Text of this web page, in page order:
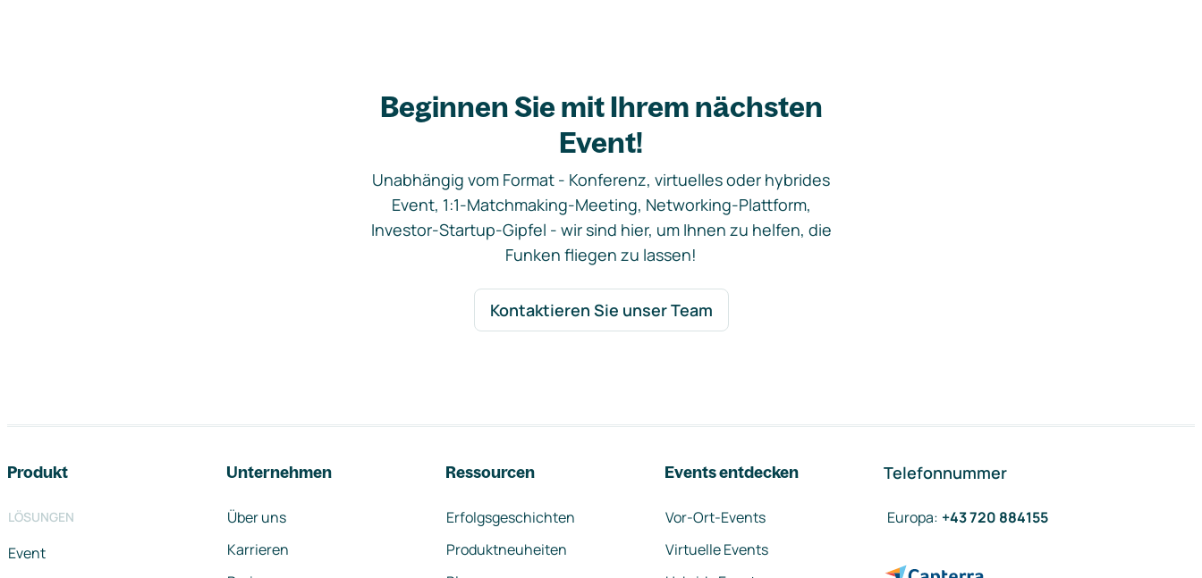
Beginnen Sie mit Ihrem nächsten
Event!
Unabhängig vom Format - Konferenz, virtuelles oder hybrides
Event, 1:1-Matchmaking-Meeting, Networking-Plattform,
Investor-Startup-Gipfel - wir sind hier, um Ihnen zu helfen, die
Funken fliegen zu lassen!
Kontaktieren Sie unser Team
Produkt
LÖSUNGEN
Event
Unternehmen
Über uns
Karrieren
Ressourcen
Erfolgsgeschichten
Produktneuheiten
Events entdecken
Vor-Ort-Events
Virtuelle Events
Telefonnummer
Europa: +43 720 884155